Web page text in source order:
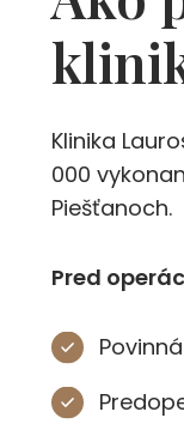
Klinika
000
Piešťanoch.
Pred